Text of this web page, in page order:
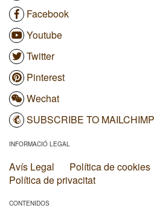
Facebook
Youtube
Twitter
Pinterest
Wechat
SUBSCRIBE TO
INFORMACIÓ LEGAL
Avís Legal
Política de cookies
Política de privacitat
CONTENIDOS